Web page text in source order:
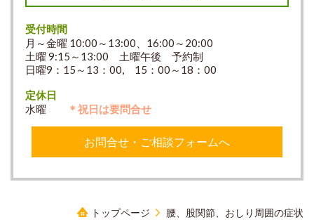
受付時間
月～金曜 10:00～13:00、16:00～20:00
土曜 9:15～13:00 土曜午後 予約制
日曜9：15～13：00, 15：00～18：00
定休日
水曜
＊祝日は要問合せ
お問合せ・ご相談フォームへ
トップページ 腰、股関節、おしり周囲の症状